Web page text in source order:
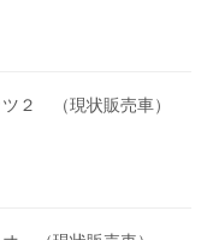
２ （現状販売車）